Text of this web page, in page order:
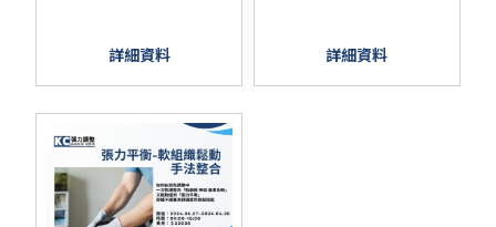
詳細資料 詳細資料